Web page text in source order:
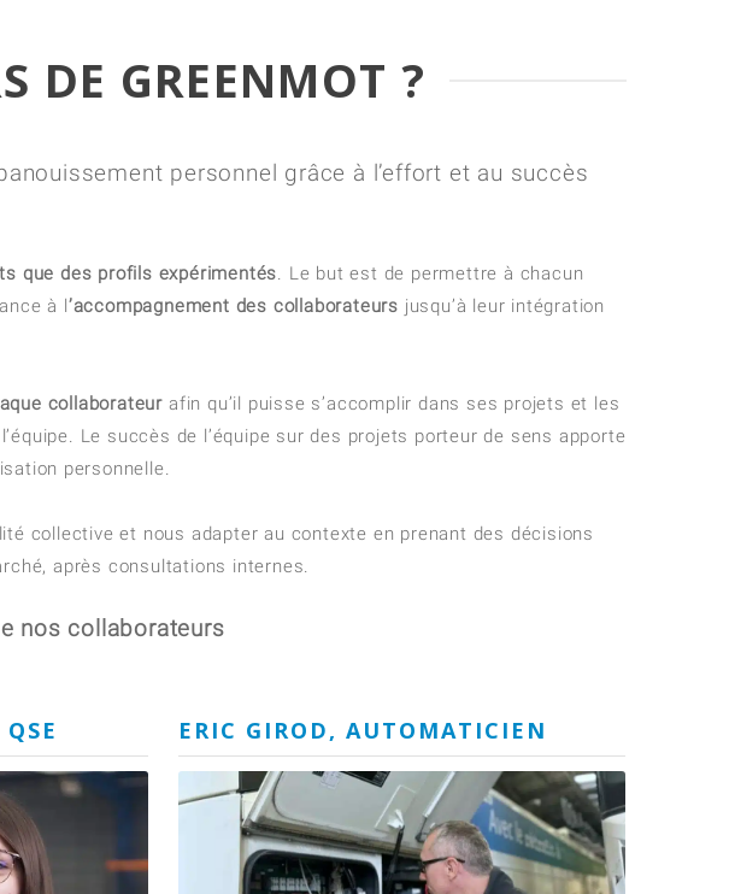
DE GREENMOT ?
personnel grâce à l’effort et au succès
que des profils expérimentés. Le but est de permettre à chacun
à l’accompagnement des collaborateurs jusqu’à leur intégration
collaborateur afin qu’il puisse s’accomplir dans ses projets et les
Le succès de l’équipe sur des projets porteur de sens apporte
personnelle.
collective et nous adapter au contexte en prenant des décisions
après consultations internes.
nos collaborateurs
ERIC GIROD, AUTOMATICIEN